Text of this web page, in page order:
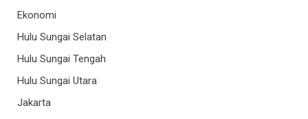
Ekonomi
Hulu Sungai Selatan
Hulu Sungai Tengah
Hulu Sungai Utara
Jakarta